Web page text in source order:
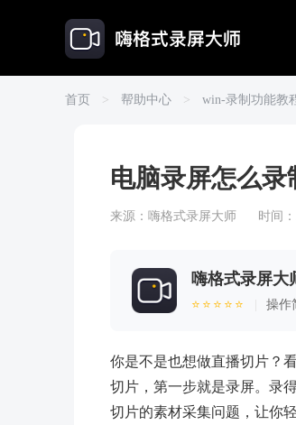
首页 > 帮助中心 > win-录制功能教
电脑录屏怎么
来源： 嗨格式录屏大师 时间
嗨格式录屏大
⭐⭐⭐⭐⭐ 操作
你是不是也想做直播切片？
切片，第一步就是录屏。录
切片的素材采集问题，让你